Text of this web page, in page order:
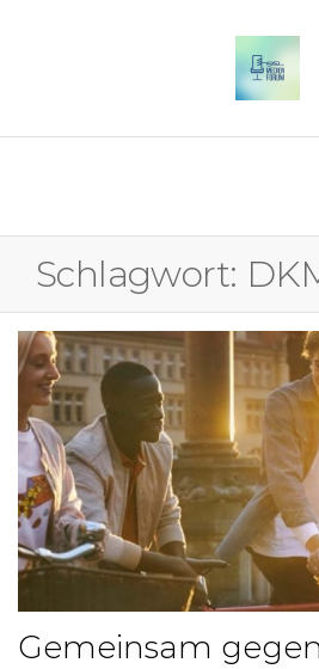
Schlagwort:
Gemeinsam